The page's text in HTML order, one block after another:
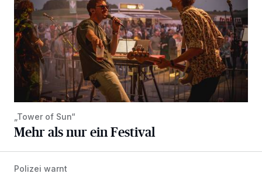
„Tower of Sun“
Mehr als nur ein Festival
Vorsicht bei dubiosen „Park & Fly“-Anbietern
Polizei warnt